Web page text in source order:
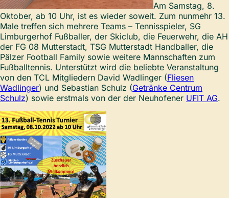
Am Samstag, 8.
Oktober, ab 10 Uhr, ist es wieder soweit. Zum nunmehr 13.
Male treffen sich mehrere Teams – Tennisspieler, SG
Limburgerhof Fußballer, der Skiclub, die Feuerwehr, die AH
der FG 08 Mutterstadt, TSG Mutterstadt Handballer, die
Pälzer Football Family sowie weitere Mannschaften zum
Fußballtennis. Unterstützt wird die beliebte Veranstaltung
von den TCL Mitgliedern David Wadlinger (Fliesen
Wadlinger) und Sebastian Schulz (Getränke Centrum
Schulz) sowie erstmals von der der Neuhofener UFIT AG.